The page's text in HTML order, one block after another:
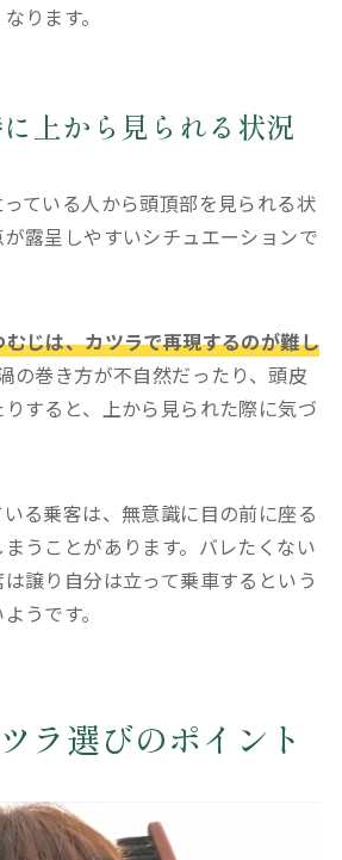
ります。
上から見られる状況
ている人から頭頂部を見られる状
露呈しやすいシチュエーションで
じは、カツラで再現するのが難し
の巻き方が不自然だったり、頭皮
すると、上から見られた際に気づ
る乗客は、無意識に目の前に座る
うことがあります。バレたくない
譲り自分は立って乗車するという
うです。
ラ選びのポイント